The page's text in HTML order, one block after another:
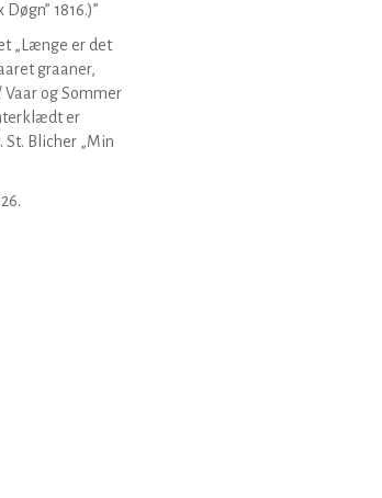
1816.)”
„Længe er det
graaner,
Vaar og Sommer
er
St. Blicher „Min
.